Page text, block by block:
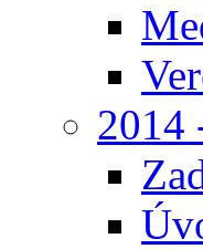
2014